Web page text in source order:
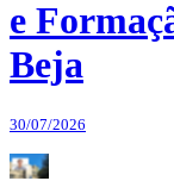
e
Beja
30/07/2026